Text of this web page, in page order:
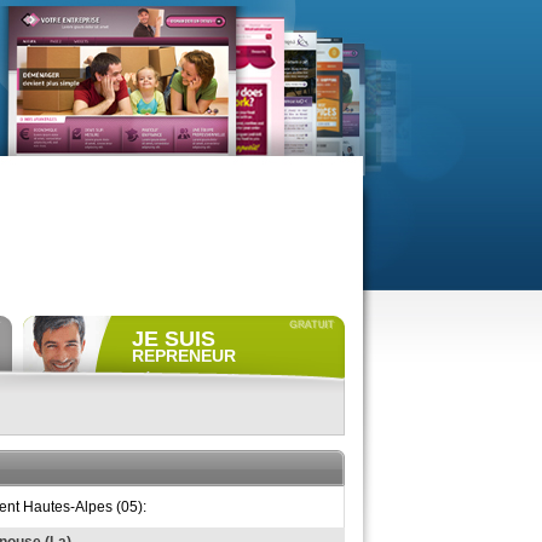
JE SUIS
REPRENEUR
Déposer gratuitementune
ACCÈS REPRENEUR
Hautes-Alpes (05):